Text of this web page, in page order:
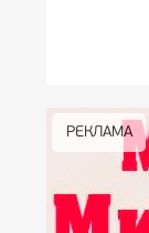
РЕКЛАМА
РЕКЛАМА
РЕКЛАМА
РЕКЛАМА
РЕКЛАМА
РЕКЛАМА